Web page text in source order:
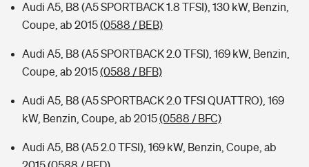
Audi A5, B8 (A5 SPORTBACK 1.8 TFSI), 130 kW, Benzin,
Coupe, ab 2015(0588 / BEB)
Audi A5, B8 (A5 SPORTBACK 2.0 TFSI), 169 kW, Benzin,
Coupe, ab 2015(0588 / BFB)
Audi A5, B8 (A5 SPORTBACK 2.0 TFSI QUATTRO), 169
kW, Benzin, Coupe, ab 2015(0588 / BFC)
Audi A5, B8 (A5 2.0 TFSI), 169 kW, Benzin, Coupe, ab